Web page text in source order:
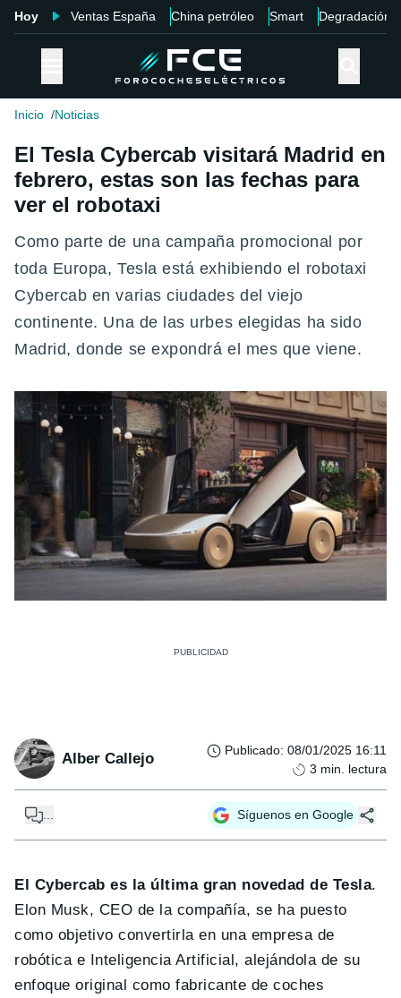
Hoy Ventas España China petróleo Smart Degradación
Inicio Noticias
El Tesla Cybercab visitará Madrid en
febrero, estas son las fechas para
ver el robotaxi
Como parte de una campaña promocional por
toda Europa, Tesla está exhibiendo el robotaxi
Cybercab en varias ciudades del viejo
continente. Una de las urbes elegidas ha sido
Madrid, donde se expondrá el mes que viene.
Alber Callejo Publicado: 08/01/2025 16:11
3 min. lectura
... Síguenos en Google
El Cybercab es la última gran novedad de Tesla.
Elon Musk, CEO de la compañía, se ha puesto
como objetivo convertirla en una empresa de
robótica e Inteligencia Artificial, alejándola de su
enfoque original como fabricante de coches